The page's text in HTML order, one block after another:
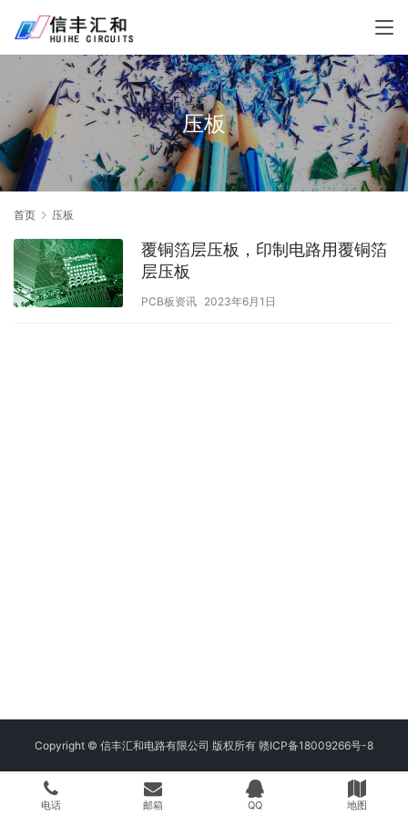
压板
首页 压板
覆铜箔层压板，印制电路用覆铜箔
层压板
PCB板资讯 2023年6月1日
Copyright © 信丰汇和电路有限公司 版权所有 赣ICP备18009266号-8
电话 邮箱 QQ 地图